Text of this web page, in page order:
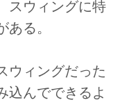
スウィングに特
る。
ウィングだった
込んでできるよ